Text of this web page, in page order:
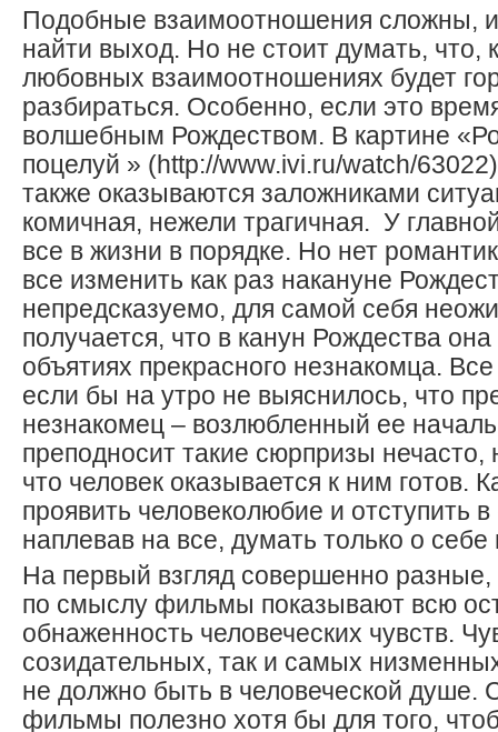
Подобные взаимоотношения сложны,
найти выход. Но не стоит думать, что,
любовных взаимоотношениях будет
разбираться. Особенно, если это
волшебным Рождеством. В картине
поцелуй » (http://www.ivi.ru/watch/
также оказываются заложниками
комичная, нежели трагичная. У
все в жизни в порядке. Но нет
все изменить как раз накануне
непредсказуемо, для самой себя
получается, что в канун Рождества
объятиях прекрасного незнакомца.
если бы на утро не выяснилось, что
незнакомец – возлюбленный ее
преподносит такие сюрпризы нечасто,
что человек оказывается к ним готов.
проявить человеколюбие и отступить
наплевав на все, думать только о
На первый взгляд совершенно разные,
по смыслу фильмы показывают всю
обнаженность человеческих чувств.
созидательных, так и самых
не должно быть в человеческой душе.
фильмы полезно хотя бы для того,